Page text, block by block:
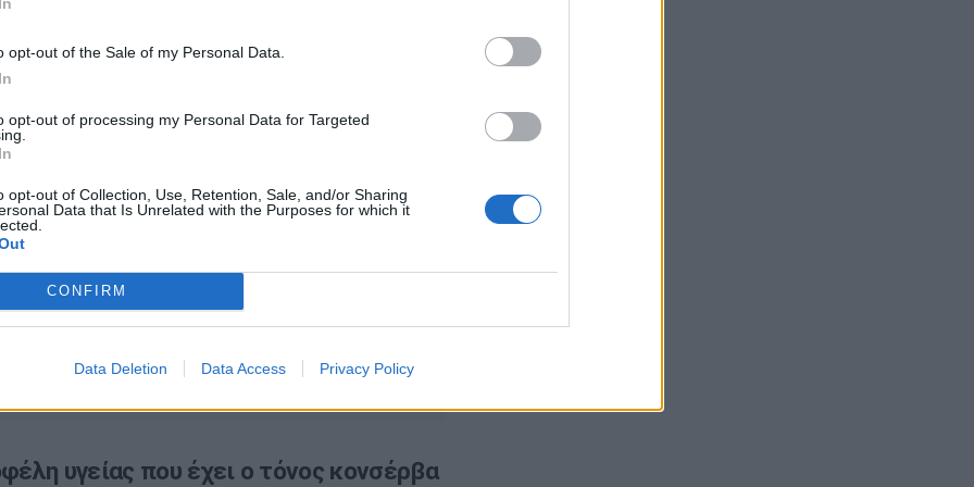
opt-out of the Sale of my Personal Data.
opt-out of processing my Personal Data for Targeted
opt-out of Collection, Use, Retention, Sale, and/or Sharing
Data that Is Unrelated with the Purposes for which it
CONFIRM
Data Deletion Data Access Privacy Policy
ψαριών κατά τη διάρκεια της εγκυμοσύνης δεν
τον μετέπειτα κίνδυνο νεανικής αρθρίτιδας του
μειώνουν τον κίνδυνο από
μικρών ψαριών στη διατροφή μειώνει τον κίνδυνο
όλες τις αιτίες, σύμφωνα με πρόσφατη μελέτη.
υγείας που έχει ο τόνος κονσέρβα